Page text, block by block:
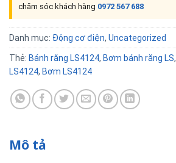
chăm sóc khách hàng 0972 567 688
Danh mục: Động cơ điện, Uncategorized
Thẻ: Bánh răng LS4124, Bơm bánh răng LS,
LS4124, Bơm LS4124
Mô tả